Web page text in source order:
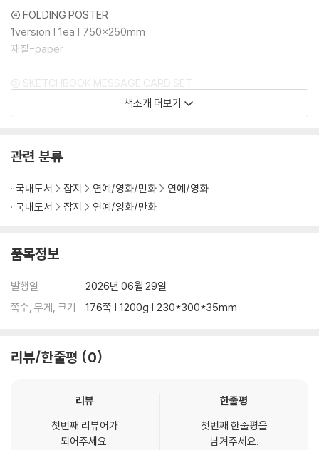
④ FOLDING POSTER
1version | 1ea | 750x250mm
재질-paper
⑤ SKETCHBOOK MESSAGE CARD SET
1version | 6ea | 55x85mm
재질-paper
책소개 더보기
관련 분류
국내도서 잡지 연예/영화/만화
연예/영화
국내도서
잡지 연예/영화/만화
품목정보
발행일
2026년 06월 29일
쪽수, 무게, 크기
176쪽 | 1200g | 230*300*35mm
리뷰/한줄평 0
리뷰
첫번째 리뷰어가
되어주세요.
한줄평
첫번째 한줄평을
남겨주세요.